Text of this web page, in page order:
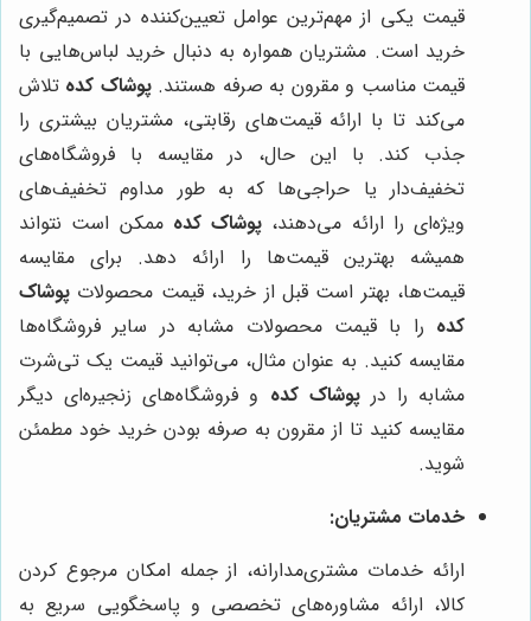
قیمت یکی از مهم‌ترین عوامل تعیین‌کننده در تصمیم‌گیری
خرید است. مشتریان همواره به دنبال خرید لباس‌هایی با
قیمت مناسب و مقرون به صرفه هستند.پوشاک کده تلاش
می‌کند تا با ارائه قیمت‌های رقابتی، مشتریان بیشتری را
جذب کند. با این حال، در مقایسه با فروشگاه‌های
تخفیف‌دار یا حراجی‌ها که به طور مداوم تخفیف‌های
ویژه‌ای را ارائه می‌دهند، پوشاک کده ممکن است نتواند
همیشه بهترین قیمت‌ها را ارائه دهد. برای مقایسه
قیمت‌ها، بهتر است قبل از خرید، قیمت محصولات پوشاک
کده را با قیمت محصولات مشابه در سایر فروشگاه‌ها
مقایسه کنید. به عنوان مثال، می‌توانید قیمت یک تی‌شرت
مشابه را درپوشاک کده و فروشگاه‌های زنجیره‌ای دیگر
مقایسه کنید تا از مقرون به صرفه بودن خرید خود مطمئن
شوید.
خدمات مشتریان:
ارائه خدمات مشتری‌مدارانه، از جمله امکان مرجوع کردن
کالا، ارائه مشاوره‌های تخصصی و پاسخگویی سریع به